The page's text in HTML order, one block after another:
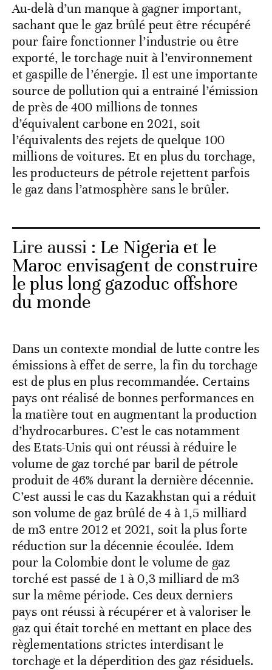
Au-delà d’un manque à gagner important,
sachant que le gaz brûlé peut être récupéré
pour faire fonctionner l’industrie ou être
exporté, le torchage nuit à l’environnement
et gaspille de l’énergie. Il est une importante
source de pollution qui a entrainé l’émission
de près de 400 millions de tonnes
d’équivalent carbone en 2021, soit
l’équivalents des rejets de quelque 100
millions de voitures. Et en plus du torchage,
les producteurs de pétrole rejettent parfois
le gaz dans l’atmosphère sans le brûler.
Lire aussi : Le Nigeria et le
Maroc envisagent de construire
le plus long gazoduc offshore
du monde
Dans un contexte mondial de lutte contre les
émissions à effet de serre, la fin du torchage
est de plus en plus recommandée. Certains
pays ont réalisé de bonnes performances en
la matière tout en augmentant la production
d’hydrocarbures. C’est le cas notamment
des Etats-Unis qui ont réussi à réduire le
volume de gaz torché par baril de pétrole
produit de 46% durant la dernière décennie.
C’est aussi le cas du Kazakhstan qui a réduit
son volume de gaz brûlé de 4 à 1,5 milliard
de m3 entre 2012 et 2021, soit la plus forte
réduction sur la décennie écoulée. Idem
pour la Colombie dont le volume de gaz
torché est passé de 1 à 0,3 milliard de m3
sur la même période. Ces deux derniers
pays ont réussi à récupérer et à valoriser le
gaz qui était torché en mettant en place des
règlementations strictes interdisant le
torchage et la déperdition des gaz résiduels.